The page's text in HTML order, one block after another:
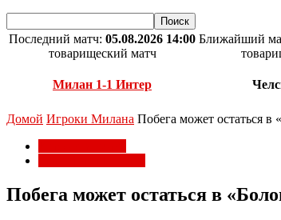
Последний матч: 05.08.2026 14:00
товарищеский матч
Милан 1-1 Интер
Ближайший
Домой Игроки Милана Побега может остаться
Побега может остаться в